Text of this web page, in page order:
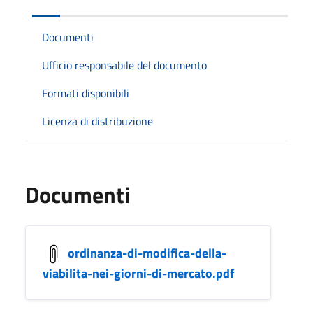
Documenti
Ufficio responsabile del documento
Formati disponibili
Licenza di distribuzione
Documenti
ordinanza-di-modifica-della-
viabilita-nei-giorni-di-mercato.pdf